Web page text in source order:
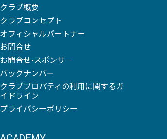
クラブ概要
クラブコンセプト
オフィシャルパートナー
お問合せ
お問合せ-スポンサー
バックナンバー
クラブプロパティの利用に関するガ
イドライン
プライバシーポリシー